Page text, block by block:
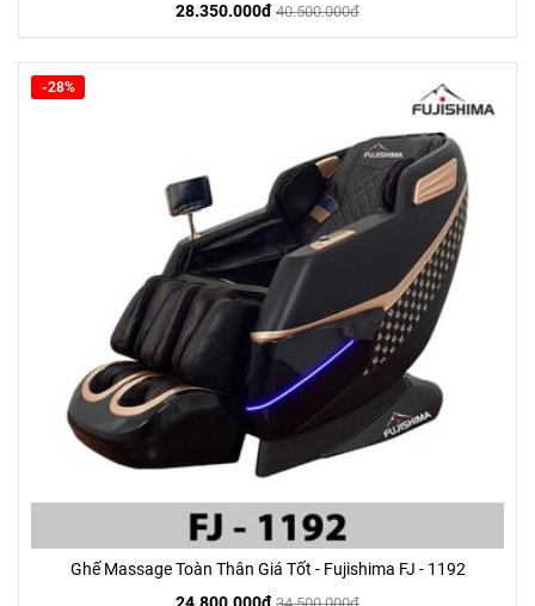
28.350.000đ 40.500.000đ
Ghế Massage Toàn Thân Giá Tốt - Fujishima FJ - 1192
-28%